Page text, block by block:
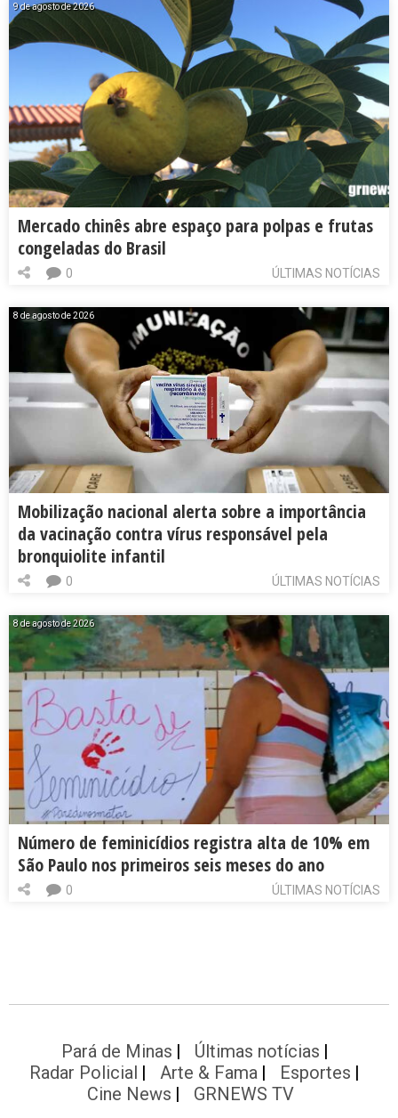
9 de agosto de 2026
Mercado chinês abre espaço para polpas e frutas
congeladas do Brasil
ÚLTIMAS NOTÍCIAS
0
8 de agosto de 2026
Mobilização nacional alerta sobre a importância
da vacinação contra vírus responsável pela
bronquiolite infantil
ÚLTIMAS NOTÍCIAS
0
8 de agosto de 2026
Número de feminicídios registra alta de 10% em
São Paulo nos primeiros seis meses do ano
ÚLTIMAS NOTÍCIAS
0
Pará de Minas
Últimas notícias
Radar Policial
Arte & Fama
Esportes
Cine News
GRNEWS TV